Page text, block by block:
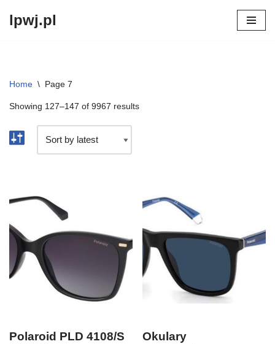
lpwj.pl
Home \ Page 7
Showing 127–147 of 9967 results
Polaroid PLD 4108/S
Okulary